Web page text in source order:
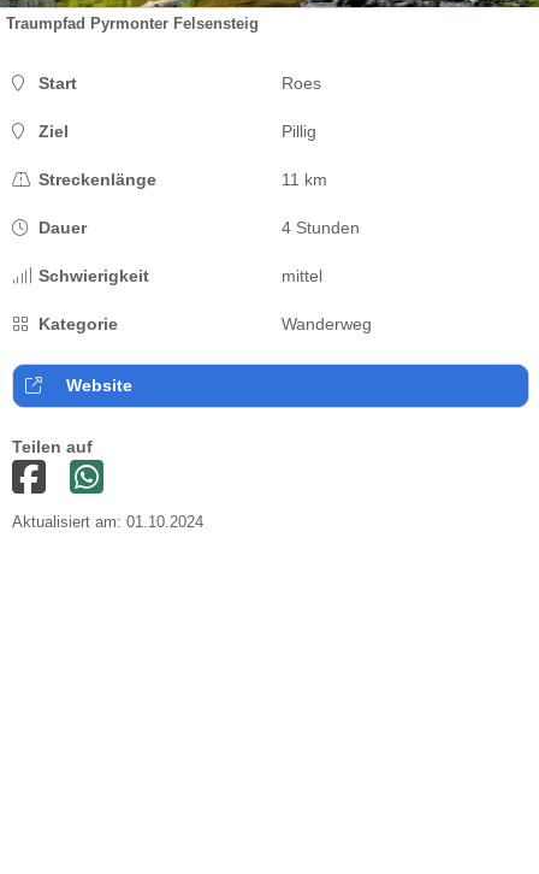
Traumpfad Pyrmonter Felsensteig
Start Roes
Ziel Pillig
Streckenlänge 11 km
Dauer 4 Stunden
Schwierigkeit mittel
Kategorie Wanderweg
Website
Teilen auf
Aktualisiert am: 01.10.2024